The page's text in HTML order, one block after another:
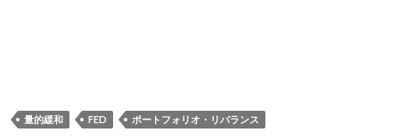
量的緩和 FED ポートフォリオ・リバランス